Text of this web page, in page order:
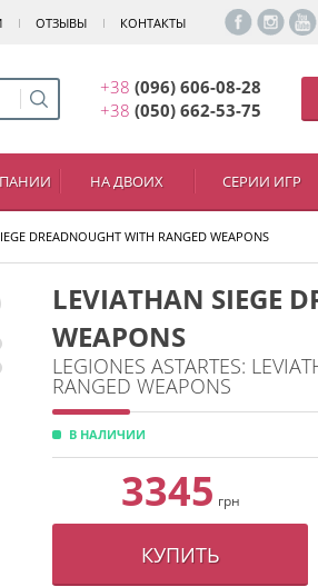
ОТЗЫВЫ КОНТАКТЫ
+38 (096) 606-08-28
+38 (050) 662-53-75
НА ДВОИХ СЕРИИ ИГР
DREADNOUGHT WITH RANGED WEAPONS
LEVIATHAN SIEGE
WEAPONS
LEGIONES ASTARTES:
RANGED WEAPONS
В НАЛИЧИИ
3345 грн
КУПИТЬ